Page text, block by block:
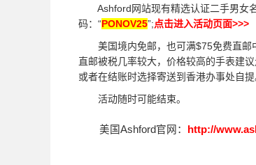
Ashford网站现有精选认证二手男女
码：“PONOV25”;点击进入活动页面>>>
美国境内免邮，也可满$75免费直邮
直邮被税几率较大，价格较高的手表建议
或者在结账时选择寄送到香港办事处自提
活动随时可能结束。
美国Ashford官网： http://